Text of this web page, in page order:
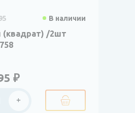
В наличии
(квадрат) /2шт
₽